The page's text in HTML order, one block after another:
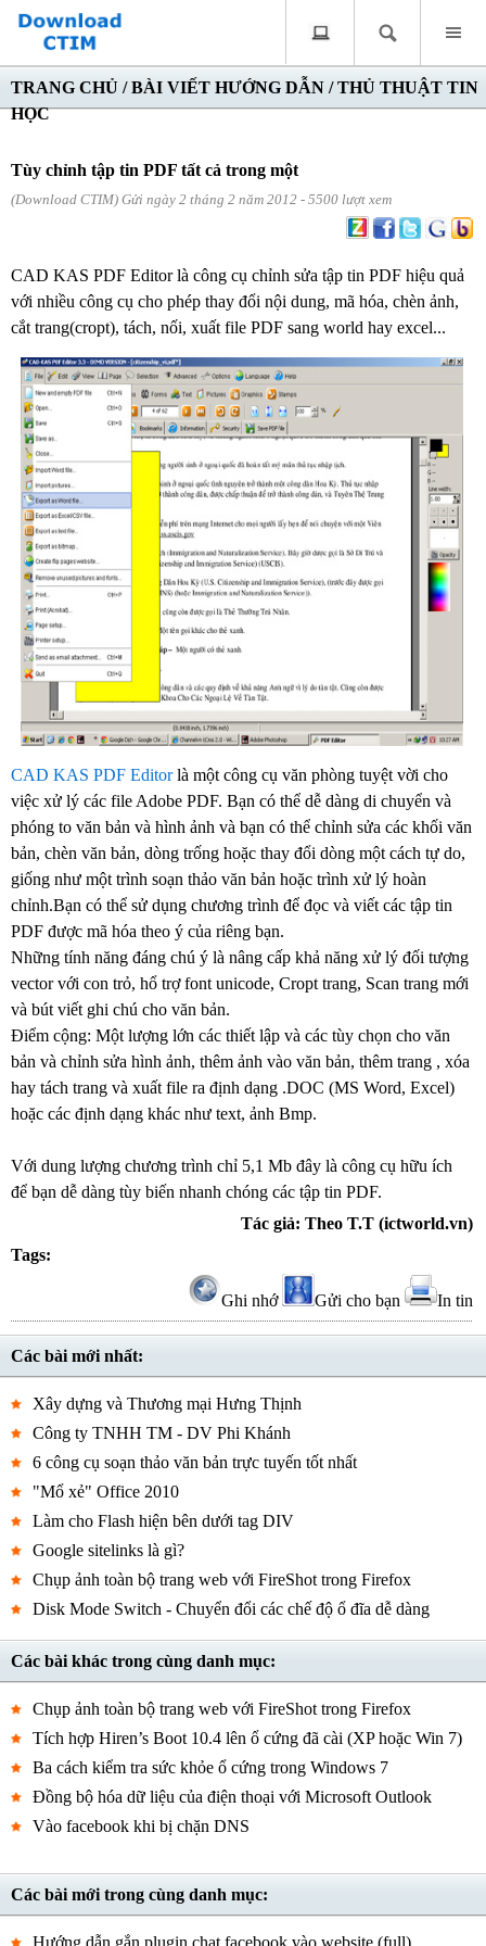
TRANG CHỦ /BÀI VIẾT HƯỚNG DẪN /THỦ THUẬT TIN
HỌC
Tùy chỉnh tập tin PDF tất cả trong một
(Download CTIM) Gửi ngày 2 tháng 2 năm 2012 - 5500 lượt xem
CAD KAS PDF Editor là công cụ chỉnh sửa tập tin PDF hiệu quả
với nhiều công cụ cho phép thay đổi nội dung, mã hóa, chèn ảnh,
cắt trang(cropt), tách, nối, xuất file PDF sang world hay excel...
CAD KAS PDF Editorlà một công cụ văn phòng tuyệt vời cho
việc xử lý các file Adobe PDF. Bạn có thể dễ dàng di chuyển và
phóng to văn bản và hình ảnh và bạn có thể chỉnh sửa các khối văn
bản, chèn văn bản, dòng trống hoặc thay đổi dòng một cách tự do,
giống như một trình soạn thảo văn bản hoặc trình xử lý hoàn
chỉnh.Bạn có thể sử dụng chương trình để đọc và viết các tập tin
PDF được mã hóa theo ý của riêng bạn.
Những tính năng đáng chú ý là nâng cấp khả năng xử lý đối tượng
vector với con trỏ, hổ trợ font unicode, Cropt trang, Scan trang mới
và bút viết ghi chú cho văn bản.
Điểm cộng: Một lượng lớn các thiết lập và các tùy chọn cho văn
bản và chỉnh sửa hình ảnh, thêm ảnh vào văn bản, thêm trang , xóa
hay tách trang và xuất file ra định dạng .DOC (MS Word, Excel)
hoặc các định dạng khác như text, ảnh Bmp.
Với dung lượng chương trình chỉ 5,1 Mb đây là công cụ hữu ích
để bạn dễ dàng tùy biến nhanh chóng các tập tin PDF.
Tác giả: Theo T.T (ictworld.vn)
Tags:
Ghi nhớ Gửi cho bạn In tin
Các bài mới nhất:
Xây dựng và Thương mại Hưng Thịnh
Công ty TNHH TM - DV Phi Khánh
6 công cụ soạn thảo văn bản trực tuyến tốt nhất
"Mổ xẻ" Office 2010
Làm cho Flash hiện bên dưới tag DIV
Google sitelinks là gì?
Chụp ảnh toàn bộ trang web với FireShot trong Firefox
Disk Mode Switch - Chuyển đổi các chế độ ổ đĩa dễ dàng
Các bài khác trong cùng danh mục:
Chụp ảnh toàn bộ trang web với FireShot trong Firefox
Tích hợp Hiren’s Boot 10.4 lên ổ cứng đã cài (XP hoặc Win 7)
Ba cách kiểm tra sức khỏe ổ cứng trong Windows 7
Đồng bộ hóa dữ liệu của điện thoại với Microsoft Outlook
Vào facebook khi bị chặn DNS
Các bài mới trong cùng danh mục:
Hướng dẫn gắn plugin chat facebook vào website (full)